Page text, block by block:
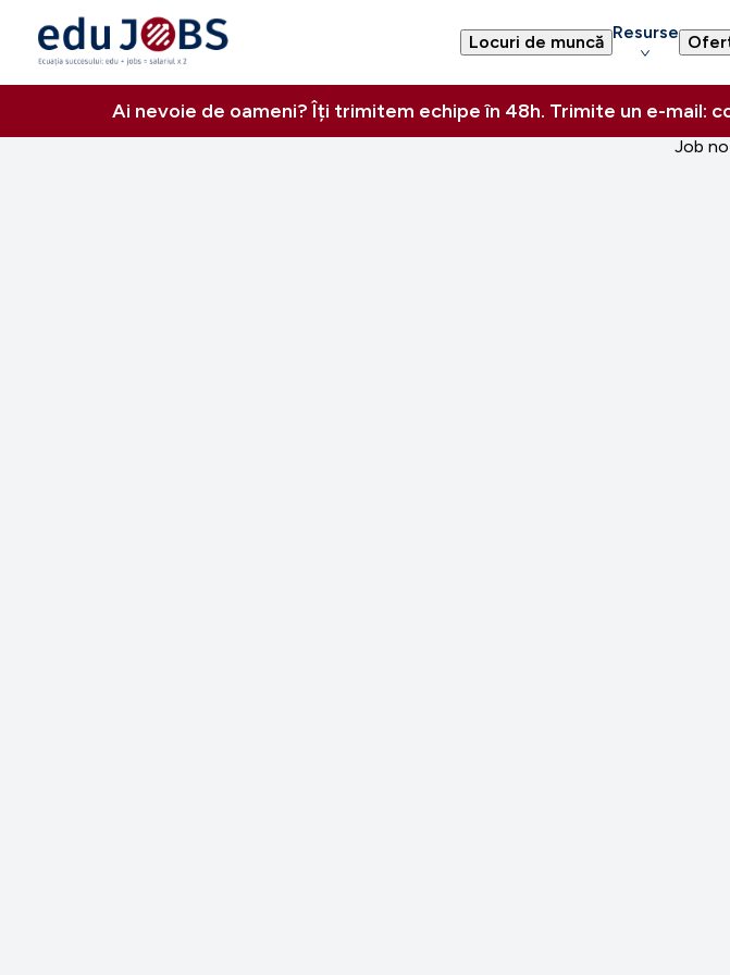
Locuri de muncă Resurse
Ai nevoie de oameni? Îți trimitem echipe în 48h. Trimite un e-mail:
Job